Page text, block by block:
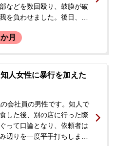
などを数回殴り、鼓膜が破
を負わせました。後日、警
者には8年前に同種の傷害事
決後、被害者から協力が得
出てきたため、上告審での
月
人女性に暴行を加えた
会社員の男性です。知人で
した後、別の店に行った際
って口論となり、依頼者は
辺りを一度平手打ちしまし